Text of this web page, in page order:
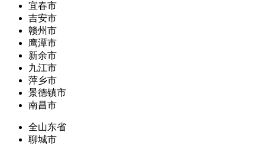
宜春市
吉安市
赣州市
鹰潭市
新余市
九江市
萍乡市
景德镇市
南昌市
全山东省
聊城市